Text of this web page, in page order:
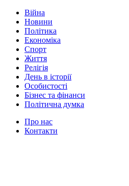
Війна
Новини
Політика
Економіка
Спорт
Життя
Релігія
День в історії
Особистості
Бізнес та фінанси
Політична думка
Про нас
Контакти